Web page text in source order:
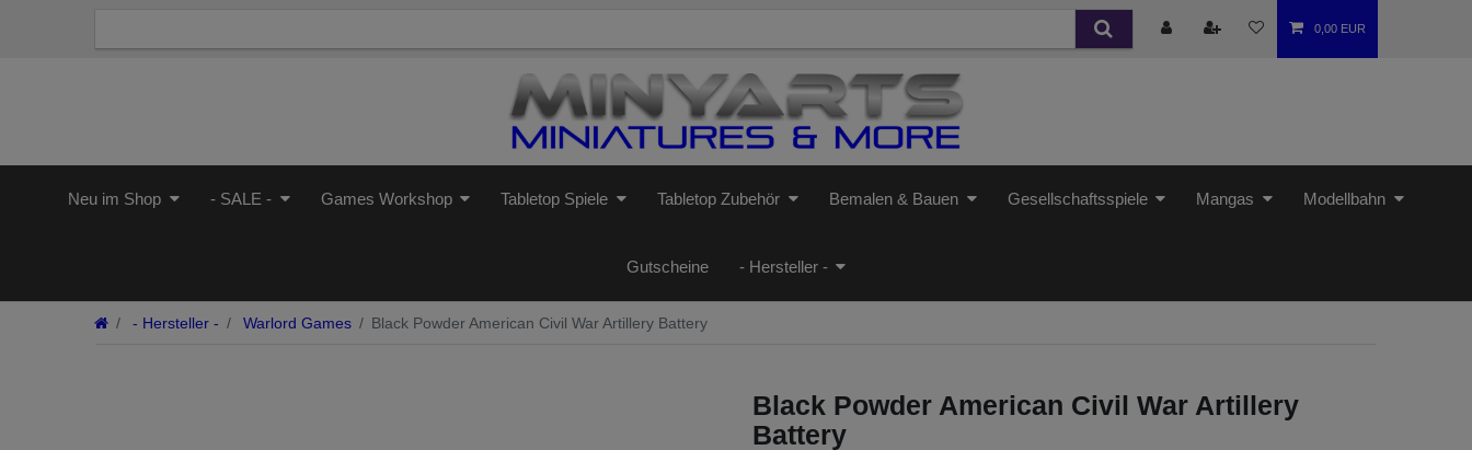
0,00 EUR
Neu im Shop - SALE - Games Workshop Tabletop Spiele Tabletop Zubehör Bemalen & Bauen Gesellschaftsspiele Mangas Modellbahn
Gutscheine - Hersteller -
- Hersteller - Warlord Games Black Powder American Civil War Artillery Battery
Black Powder American Civil War Artillery
Battery